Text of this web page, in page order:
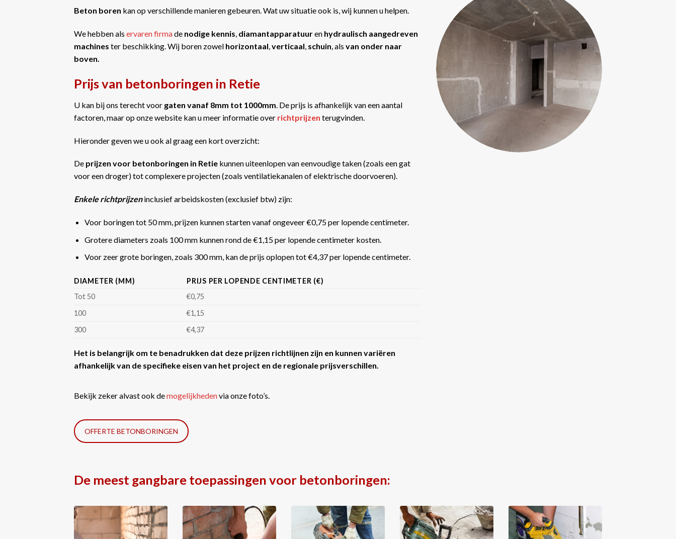
Beton boren kan op verschillende manieren gebeuren. Wat uw situatie ook is, wij kunnen u helpen.
We hebben als ervaren firmade nodige kennis, diamantapparatuuren hydraulisch aangedreven
machines ter beschikking. Wij boren zowel horizontaal,verticaal, schuin, als van onder naar
boven.
Prijs van betonboringen in Retie
U kan bij ons terecht voor gaten vanaf 8mm tot 1000mm . De prijs is afhankelijk van een aantal
factoren, maar op onze website kan u meer informatie over richtprijzen terugvinden.
Hieronder geven we u ook al graag een kort overzicht:
De prijzen voor betonboringen in Retie kunnen uiteenlopen van eenvoudige taken (zoals een gat
voor een droger) tot complexere projecten (zoals ventilatiekanalen of elektrische doorvoeren).
Enkele richtprijzeninclusief arbeidskosten (exclusief btw) zijn:
Voor boringen tot 50 mm, prijzen kunnen starten vanaf ongeveer €0,75 per lopende centimeter.
Grotere diameters zoals 100 mm kunnen rond de €1,15 per lopende centimeter kosten.
Voor zeer grote boringen, zoals 300 mm, kan de prijs oplopen tot €4,37 per lopende centimeter​​.
DIAMETER (MM)
PRIJS PER LOPENDE CENTIMETER (€)
Tot 50
€0,75
100
€1,15
300
€4,37
Het is belangrijk om te benadrukken dat deze prijzen richtlijnen zijn en kunnen variëren
afhankelijk van de specifieke eisen van het project en de regionale prijsverschillen.
Bekijk zeker alvast ook demogelijkhedenvia onze foto’s.
OFFERTE BETONBORINGEN
De meest gangbare toepassingen voor betonboringen: